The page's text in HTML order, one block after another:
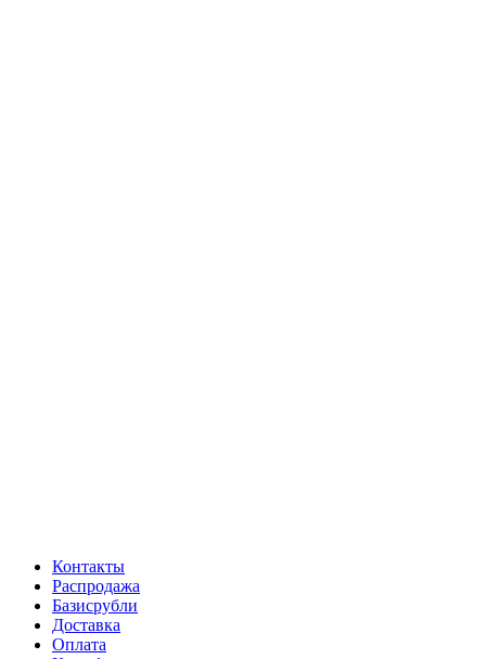
Контакты
Распродажа
Базисрубли
Доставка
Оплата